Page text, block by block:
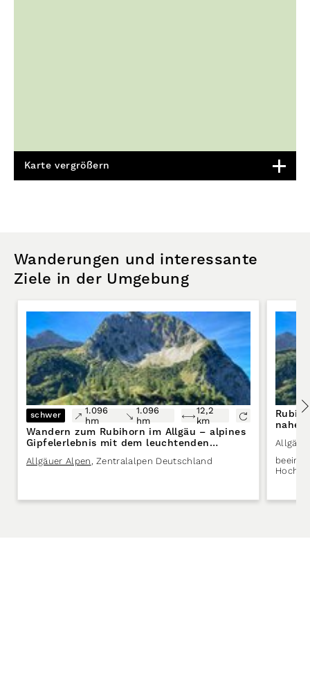
Karte vergrößern
Wanderungen und interessante
Ziele in der Umgebung
schwer
1.096
hm
1.096
hm
12,2
km
Wandern zum Rubihorn im Allgäu – alpines
Gipfelerlebnis mit dem leuchtenden
Gaisalpsee
Allgäuer Alpen , Zentralalpen Deutschland
nahe